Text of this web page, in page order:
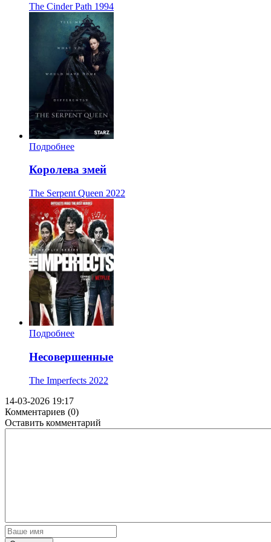
The Cinder Path 1994
Подробнее
Королева змей
The Serpent Queen 2022
Подробнее
Несовершенные
The Imperfects 2022
14-03-2026 19:17
Комментариев (0)
Оставить комментарий